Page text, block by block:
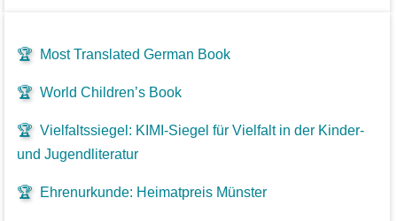
🏆 Most Translated German Book
🏆 World Children’s Book
🏆 Vielfaltssiegel: KIMI-Siegel für Vielfalt in der Kinder-
und Jugendliteratur
🏆 Ehrenurkunde: Heimatpreis Münster